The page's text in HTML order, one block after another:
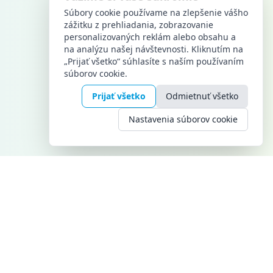
Súbory cookie používame na zlepšenie vášho
zážitku z prehliadania, zobrazovanie
personalizovaných reklám alebo obsahu a
na analýzu našej návštevnosti. Kliknutím na
„Prijať všetko“ súhlasíte s naším používaním
súborov cookie.
Prijať všetko
Odmietnuť všetko
Nastavenia súborov cookie